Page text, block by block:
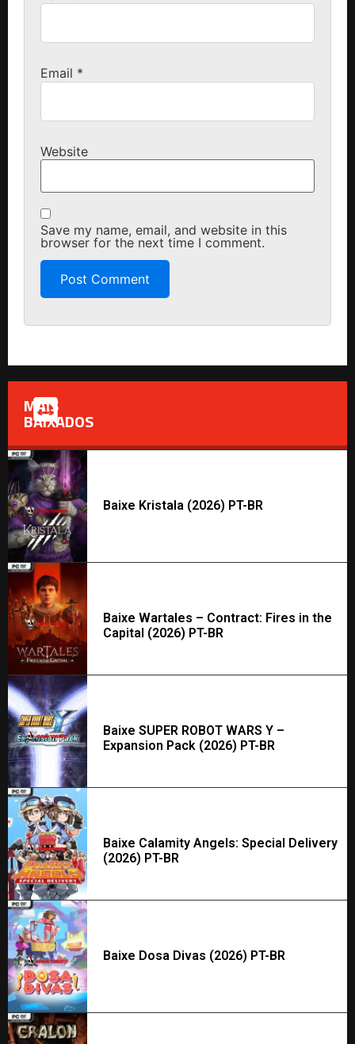
Email *
Website
Save my name, email, and website in this
browser for the next time I comment.
MAIS
BAIXADOS
Baixe Kristala (2026) PT-BR
Baixe Wartales – Contract: Fires in the
Capital (2026) PT-BR
Baixe SUPER ROBOT WARS Y –
Expansion Pack (2026) PT-BR
Baixe Calamity Angels: Special Delivery
(2026) PT-BR
Baixe Dosa Divas (2026) PT-BR